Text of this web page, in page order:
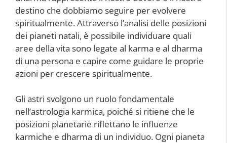
destino che dobbiamo seguire per evolvere
spiritualmente. Attraverso l’analisi delle posizioni
dei pianeti natali, è possibile individuare quali
aree della vita sono legate al karma e al dharma
di una persona e capire come guidare le proprie
azioni per crescere spiritualmente.
Gli astri svolgono un ruolo fondamentale
nell’astrologia karmica, poiché si ritiene che le
posizioni planetarie riflettano le influenze
karmiche e dharma di un individuo. Ogni pianeta